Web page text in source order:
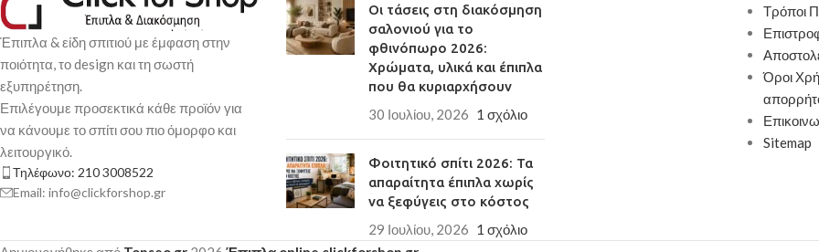
Έπιπλα & είδη σπιτιού με έμφαση στην
ποιότητα, το design και τη σωστή
εξυπηρέτηση.
Επιλέγουμε προσεκτικά κάθε προϊόν για
να κάνουμε το σπίτι σου πιο όμορφο και
λειτουργικό.
Τηλέφωνο: 210 3008522
Email: info@clickforshop.gr
Οι τάσεις στη διακόσμηση
σαλονιού για το
φθινόπωρο 2026:
Χρώματα, υλικά και έπιπλα
που θα κυριαρχήσουν
30 Ιουλίου, 2026 1 σχόλιο
Φοιτητικό σπίτι 2026: Τα
απαραίτητα έπιπλα χωρίς
να ξεφύγεις στο κόστος
29 Ιουλίου, 2026 1 σχόλιο
Τρόποι
Όροι
Sitemap